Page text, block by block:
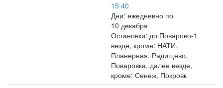
15:40
Дни: ежедневно по
10 декабря
Остановки: до Поварово-1
везде, кроме: НАТИ,
Планерная, Радищево,
Поваровка, далее везде,
кроме: Сенеж, Покровк